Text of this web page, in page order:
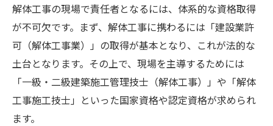
性
責任者が知るべき廃棄物処理と分別解体の
知識
主任技術者や作業主任者の実務上の違い
解体工事で求められる現場指揮力と対応力
解体工事の現場で責任者となるには、体系的な資格取得
が不可欠です。まず、解体工事に携わるには「建設業許
可（解体工事業）」の取得が基本となり、これが法的な
土台となります。その上で、現場を主導するためには
「一級・二級建築施工管理技士（解体工事）」や「解体
工事施工技士」といった国家資格や認定資格が求められ
ます。